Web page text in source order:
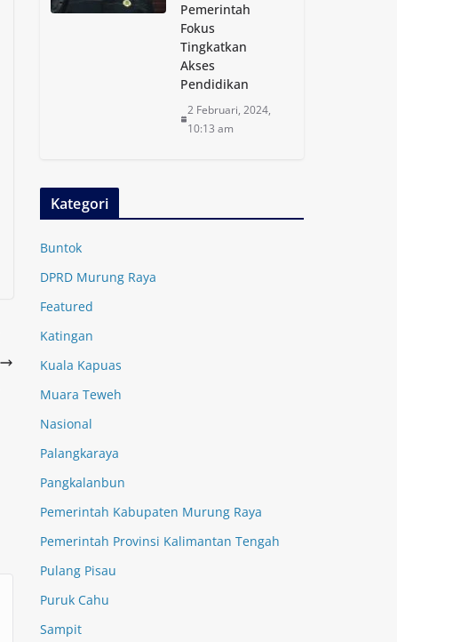
Pemerintah
Fokus
Tingkatkan
Akses
Pendidikan
2 Februari, 2024,
10:13 am
Kategori
Buntok
DPRD Murung Raya
Featured
Katingan
Kuala Kapuas
Muara Teweh
Nasional
Palangkaraya
Pangkalanbun
Pemerintah Kabupaten Murung Raya
Pemerintah Provinsi Kalimantan Tengah
Pulang Pisau
Puruk Cahu
Sampit